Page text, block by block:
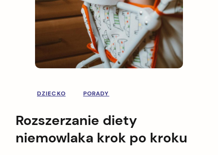
DZIECKO PORADY
Rozszerzanie diety
niemowlaka krok po kroku